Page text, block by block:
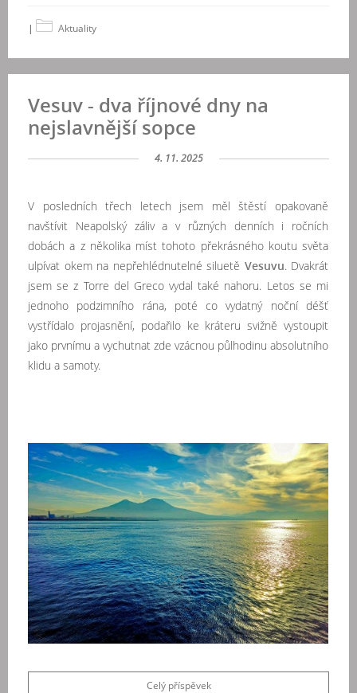
| Aktuality
Vesuv - dva říjnové dny na
nejslavnější sopce
4. 11. 2025
V posledních třech letech jsem měl štěstí opakovaně
navštívit Neapolský záliv a v různých denních i ročních
dobách a z několika míst tohoto překrásného koutu světa
ulpívat okem na nepřehlédnutelné siluetě Vesuvu. Dvakrát
jsem se z Torre del Greco vydal také nahoru. Letos se mi
jednoho podzimního rána, poté co vydatný noční déšť
vystřídalo projasnění, podařilo ke kráteru svižně vystoupit
jako prvnímu a vychutnat zde vzácnou půlhodinu absolutního
klidu a samoty.
Celý příspěvek